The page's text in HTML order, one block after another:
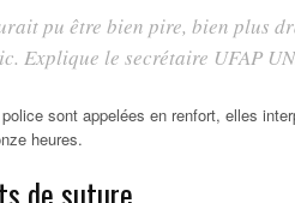
pu être bien pire, bien plus
Explique le secrétaire UFAP
sont appelées en renfort, elles
heures.
de suture